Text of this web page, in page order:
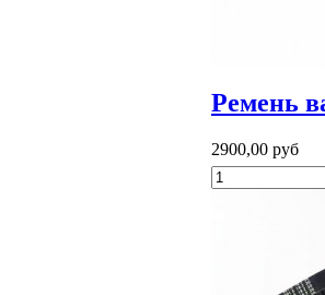
Ремень
2900,00 руб